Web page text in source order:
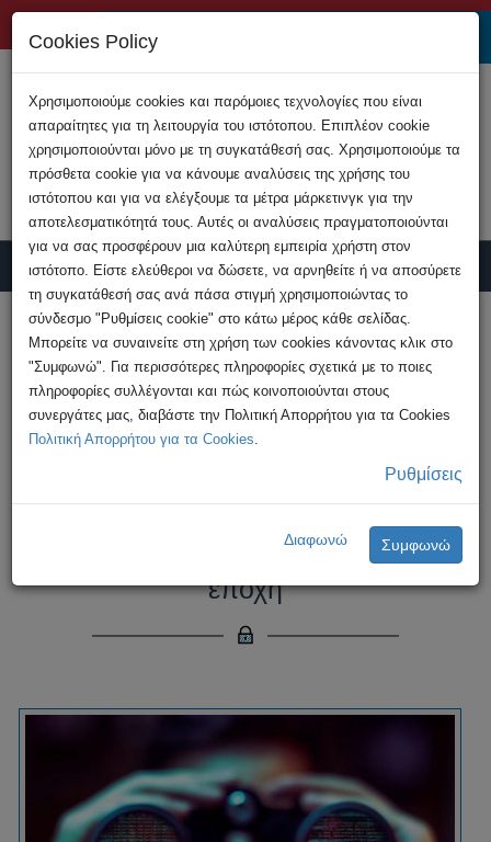
Υποβολή Καταγγελίας
HOME Συμβουλές
Ασφάλεια στο Διαδίκτυο
Ψηφιακή Παρενόχληση: Μια σοβαρή απειλή
στην ψηφιακή εποχή
Ψηφιακή Παρενόχληση: Μια
σοβαρή απειλή στην ψηφιακή
εποχή
Cookies Policy
Χρησιμοποιούμε cookies και παρόμοιες τεχνολογίες που είναι
απαραίτητες για τη λειτουργία του ιστότοπου. Επιπλέον cookie
χρησιμοποιούνται μόνο με τη συγκατάθεσή σας. Χρησιμοποιούμε τα
πρόσθετα cookie για να κάνουμε αναλύσεις της χρήσης του
ιστότοπου και για να ελέγξουμε τα μέτρα μάρκετινγκ για την
αποτελεσματικότητά τους. Αυτές οι αναλύσεις πραγματοποιούνται
για να σας προσφέρουν μια καλύτερη εμπειρία χρήστη στον
ιστότοπο. Είστε ελεύθεροι να δώσετε, να αρνηθείτε ή να αποσύρετε
τη συγκατάθεσή σας ανά πάσα στιγμή χρησιμοποιώντας το
σύνδεσμο "Ρυθμίσεις cookie" στο κάτω μέρος κάθε σελίδας.
Μπορείτε να συναινείτε στη χρήση των cookies κάνοντας κλικ στο
"Συμφωνώ". Για περισσότερες πληροφορίες σχετικά με το ποιες
πληροφορίες συλλέγονται και πώς κοινοποιούνται στους
συνεργάτες μας, διαβάστε την Πολιτική Απορρήτου για τα Cookies
Πολιτική Απορρήτου για τα Cookies.
Ρυθμίσεις
Διαφωνώ Συμφωνώ